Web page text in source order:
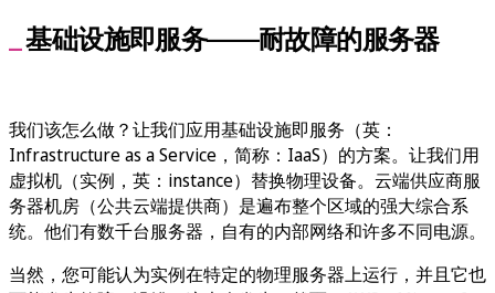
基础设施即服务——耐故障的服务器
我们该怎么做？让我们应用基础设施即服务（英：
Infrastructure as a Service，简称：IaaS）的方案。让我们用
虚拟机（实例，英：instance）替换物理设备。云端供应商服
务器机房（公共云端提供商）是遍布整个区域的强大综合系
统。他们有数千台服务器，自有的内部网络和许多不同电源。
当然，您可能认为实例在特定的物理服务器上运行，并且它也